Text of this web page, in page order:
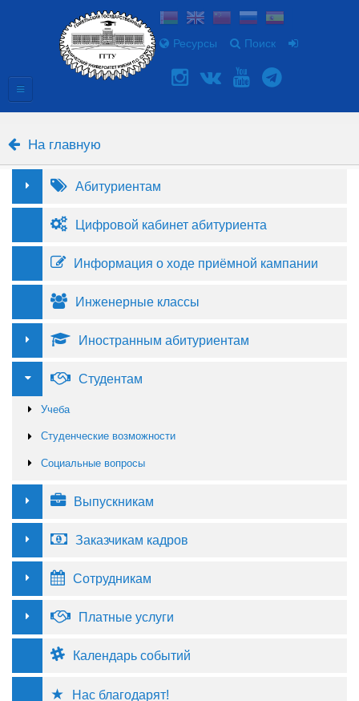
Ресурсы Поиск
На главную
Абитуриентам
Цифровой кабинет абитуриента
Информация о ходе приёмной кампании
Инженерные классы
Иностранным абитуриентам
Студентам
Учеба
Студенческие возможности
Социальные вопросы
Выпускникам
Заказчикам кадров
Сотрудникам
Платные услуги
Календарь событий
Нас благодарят!